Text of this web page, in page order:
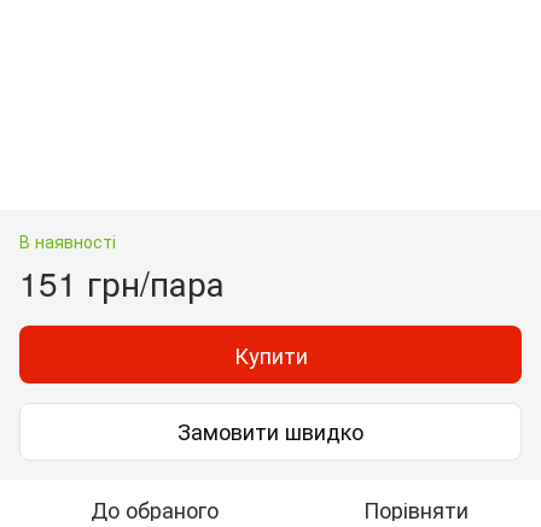
В наявності
151 грн/пара
Купити
Замовити швидко
До обраного Порівняти